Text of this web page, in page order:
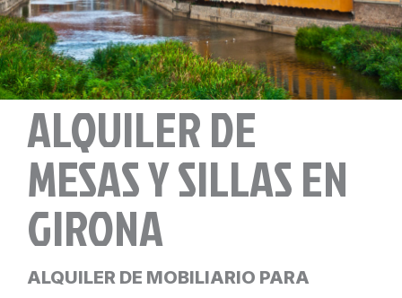
ALQUILER DE
MESAS Y SILLAS EN
GIRONA
ALQUILER DE MOBILIARIO PARA